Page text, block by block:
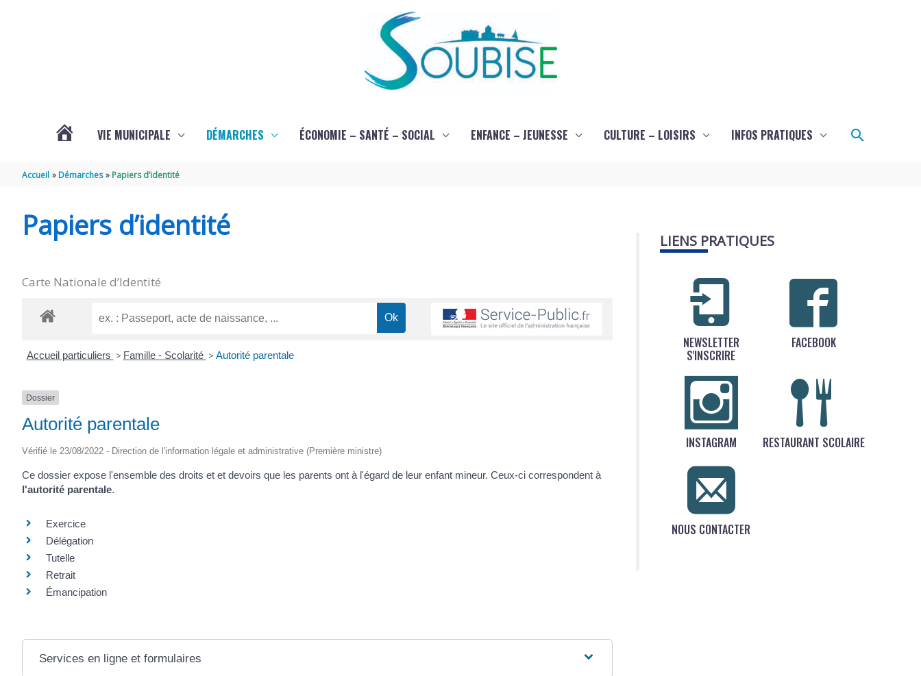
SOUBISE
VIE MUNICIPALE DÉMARCHES ÉCONOMIE – SANTÉ – SOCIAL ENFANCE – JEUNESSE CULTURE – LOISIRS INFOS PRATIQUES
Accueil Démarches Papiers d’identité
Papiers d’identité
Carte Nationale d’Identité
Accueil particuliers > Famille - Scolarité > Autorité parentale
Dossier
Autorité parentale
Vérifié le 23/08/2022 - Direction de l'information légale et administrative (Première ministre)
Ce dossier expose l'ensemble des droits et et devoirs que les parents ont à l'égard de leur enfant mineur. Ceux-ci correspondent à
l'autorité parentale.
Exercice
Délégation
Tutelle
Retrait
Émancipation
Services en ligne et formulaires
LIENS PRATIQUES
NEWSLETTER
S'INSCRIRE
FACEBOOK
INSTAGRAM RESTAURANT SCOLAIRE
NOUS CONTACTER